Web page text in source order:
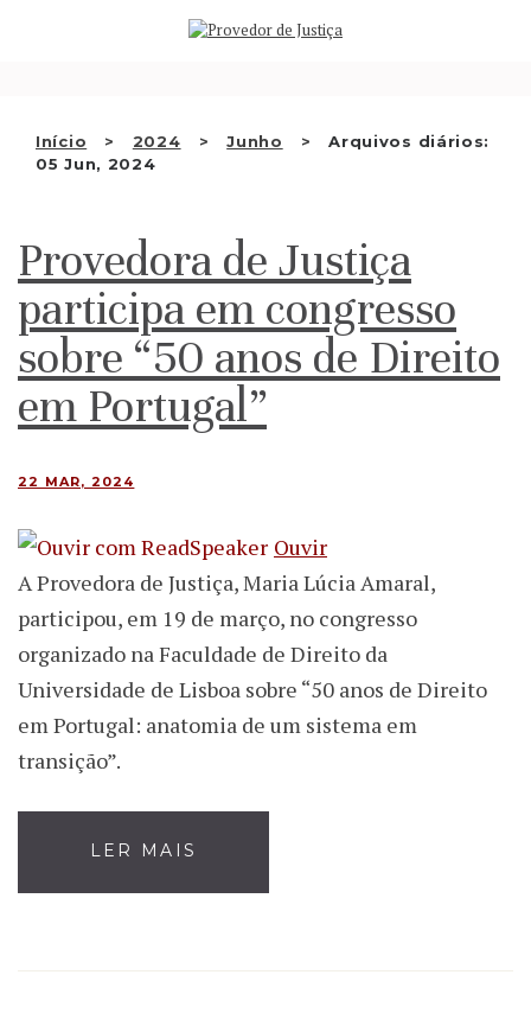
Início 2024 Junho
Arquivos diários:
05 Jun, 2024
QUEM SOMOS
RECOMENDAÇÕES E OUTRAS
DECISÕES
APRESENTAR QUEIXA
PT
Provedora de Justiça
participa em congresso
sobre “50 anos de Direito
em Portugal”
22 MAR, 2024
Ouvir
A Provedora de Justiça, Maria Lúcia Amaral,
participou, em 19 de março, no congresso
organizado na Faculdade de Direito da
Universidade de Lisboa sobre “50 anos de Direito
em Portugal: anatomia de um sistema em
transição”.
LER MAIS